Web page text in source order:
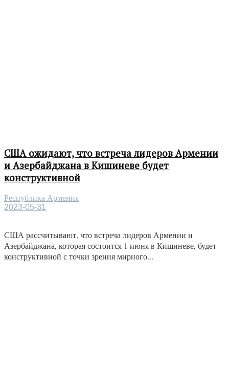
США ожидают, что встреча лидеров Армении
и Азербайджана в Кишиневе будет
конструктивной
Республика Армения
2023-05-31
США рассчитывают, что встреча лидеров Армении и
Азербайджана, которая состоится 1 июня в Кишиневе, будет
конструктивной с точки зрения мирного...